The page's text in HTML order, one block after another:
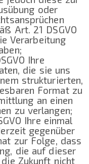
oder
Art. 21 DSGVO
Verarbeitung
Ihre
die sie uns
strukturierten,
Format zu
an einen
zu verlangen;
Ihre einmal
gegenüber
zur Folge, dass
die auf dieser
Zukunft nicht